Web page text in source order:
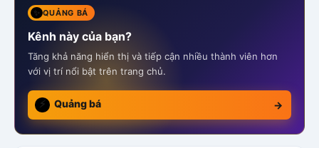
QUẢNG BÁ
Kênh này của bạn?
Tăng khả năng hiển thị và tiếp cận nhiều thành viên hơn
với vị trí nổi bật trên trang chủ.
⚡ Quảng bá →